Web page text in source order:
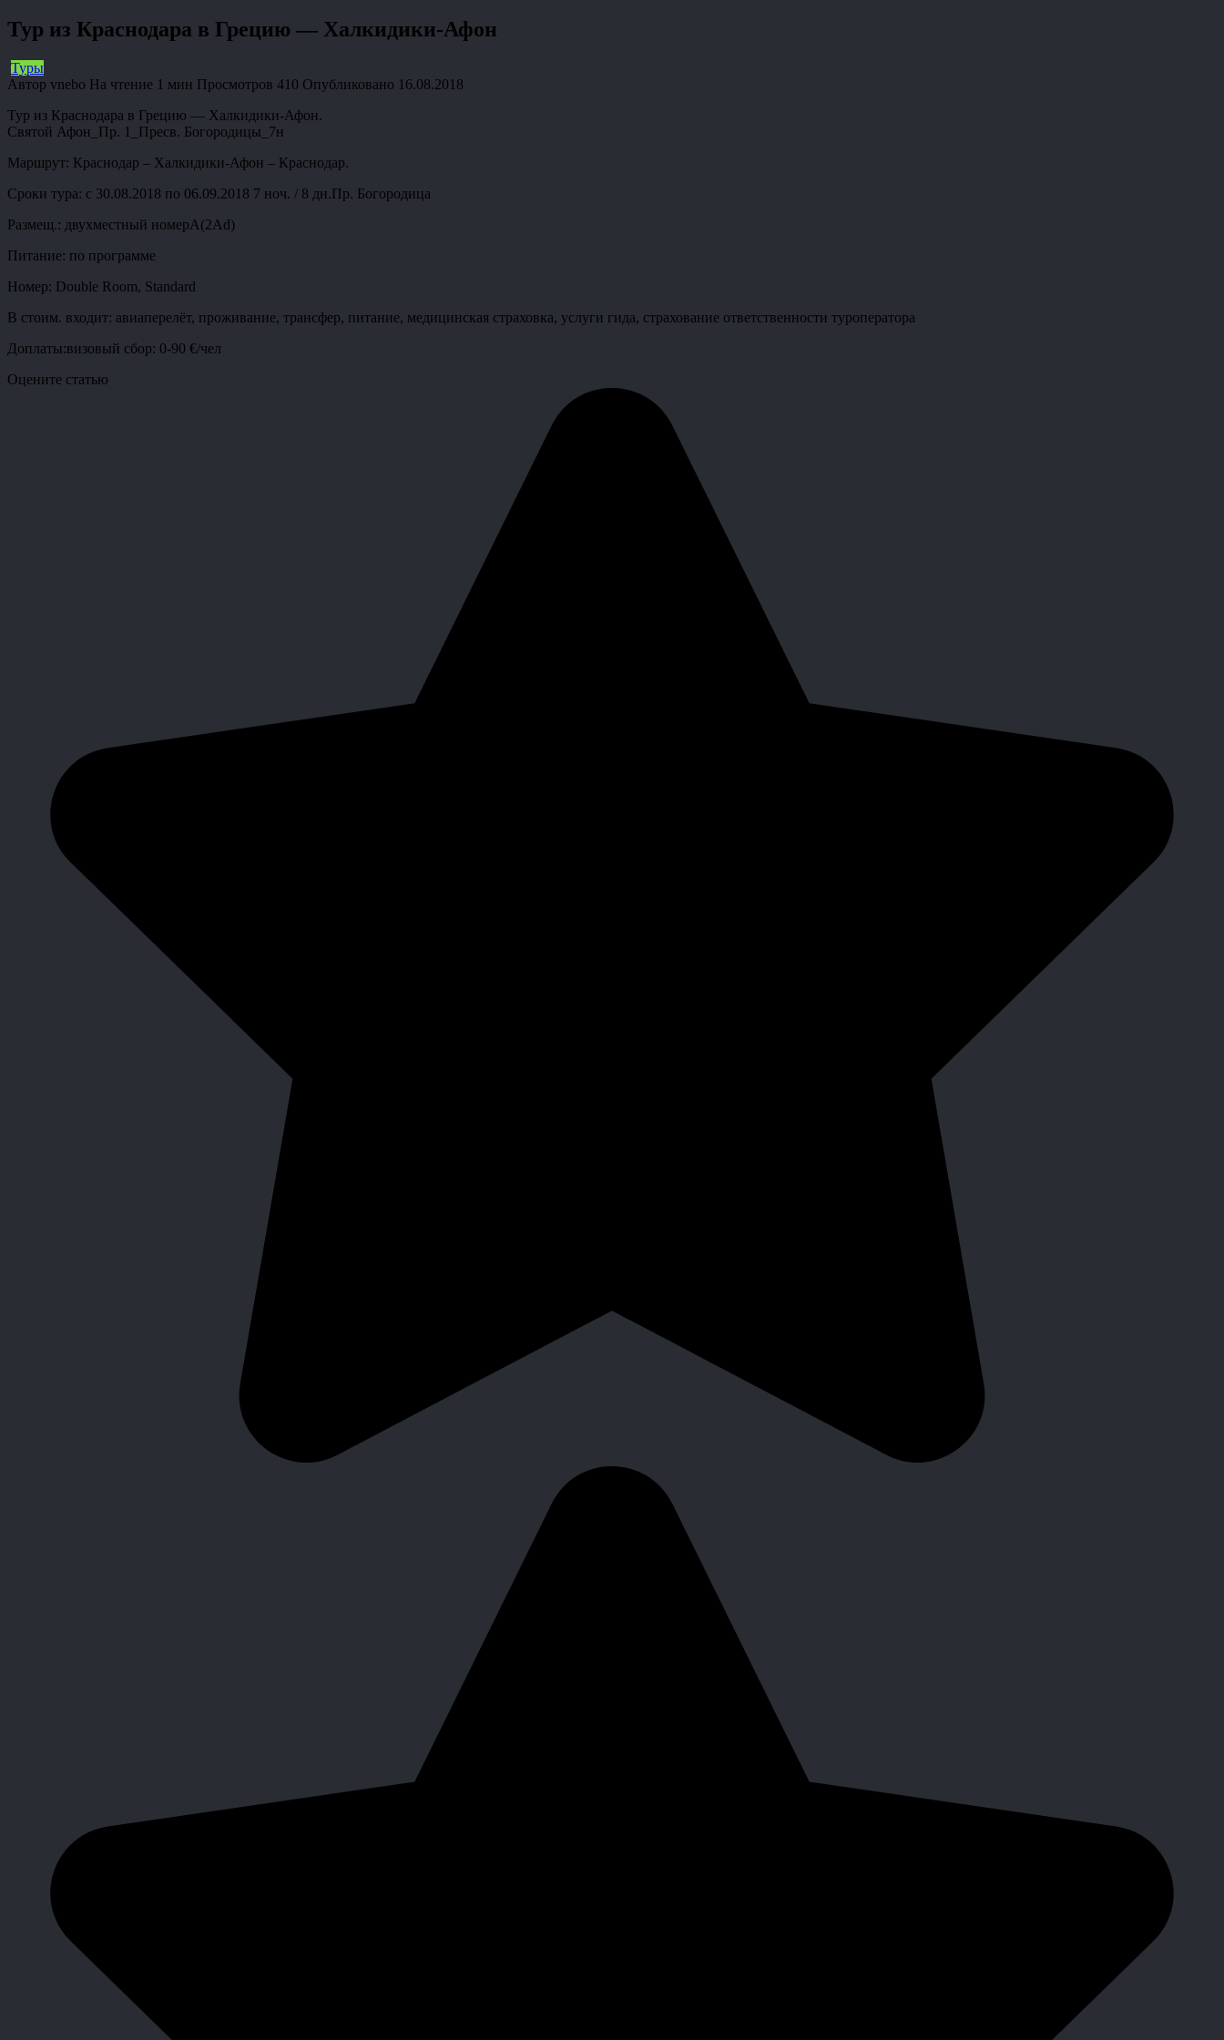
Тур из Краснодара в Грецию — Халкидики-Афон
Туры
Автор vnebo На чтение 1 мин Просмотров 410 Опубликовано 16.08.2018
Тур из Краснодара в Грецию — Халкидики-Афон.
Святой Афон_Пр. 1_Пресв. Богородицы_7н
Маршрут: Краснодар – Халкидики-Афон – Краснодар.
Сроки тура: с 30.08.2018 по 06.09.2018 7 ноч. / 8 дн.Пр. Богородица
Размещ.: двухместный номерА(2Ad)
Питание: по программе
Номер: Double Room, Standard
В стоим. входит: авиаперелёт, проживание, трансфер, питание, медицинская страховка, услуги гида, страхование ответственности туроператора
Доплаты:визовый сбор: 0-90 €/чел
Оцените статью